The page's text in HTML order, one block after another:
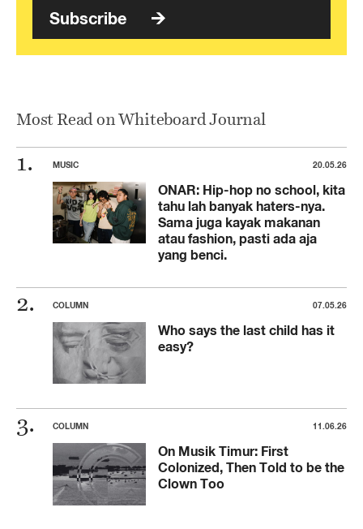
Subscribe
Most Read on Whiteboard Journal
MUSIC 20.05.26
ONAR: Hip-hop no school, kita
tahu lah banyak haters-nya.
Sama juga kayak makanan
atau fashion, pasti ada aja
yang benci.
COLUMN 07.05.26
Who says the last child has it
easy?
COLUMN 11.06.26
On Musik Timur: First
Colonized, Then Told to be the
Clown Too